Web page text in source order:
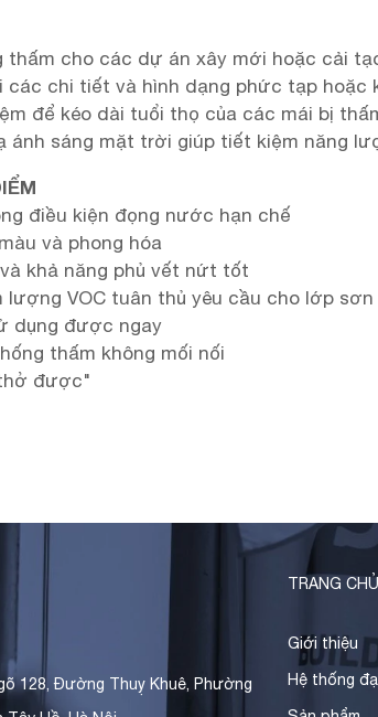
thấm cho các dự án xây mới hoặc cải
các chi tiết và hình dạng phức tạp hoặc
để kéo dài tuổi thọ của các mái bị
ánh sáng mặt trời giúp tiết kiệm năng
điều kiện đọng nước hạn chế
và phong hóa
khả năng phủ vết nứt tốt
lượng VOC tuân thủ yêu cầu cho lớp
dụng được ngay
thấm không mối nối
được"
128, Đường Thuỵ Khuê, Phường
TRANG CHỦ
Giới thiệu
Hệ thống